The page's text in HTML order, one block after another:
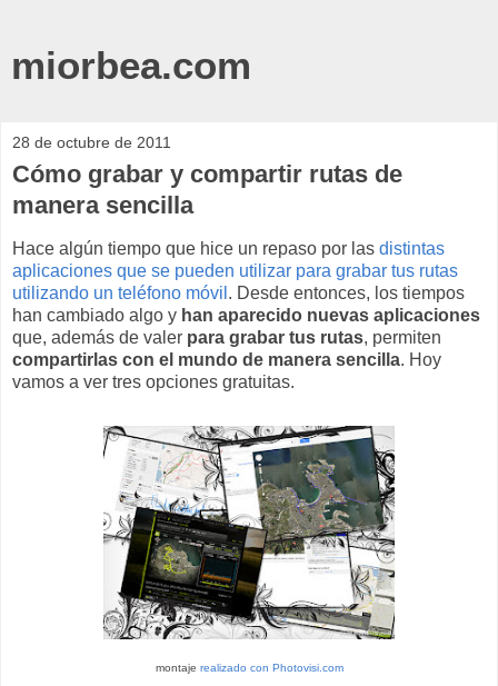
miorbea.com
28 de octubre de 2011
Cómo grabar y compartir rutas de
manera sencilla
Hace algún tiempo que hice un repaso por las distintas
aplicaciones que se pueden utilizar para grabar tus rutas
utilizando un teléfono móvil . Desde entonces, los tiempos
han cambiado algo y han aparecido nuevas aplicaciones
que, además de valer para grabar tus rutas, permiten
compartirlas con el mundo de manera sencilla. Hoy
vamos a ver tres opciones gratuitas.
montaje realizado con Photovisi.com